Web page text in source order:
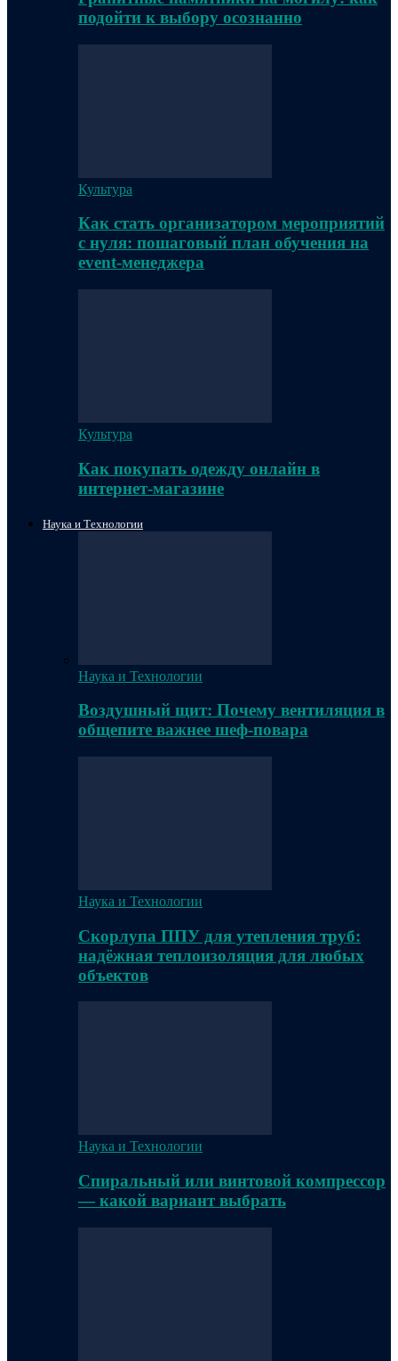
подойти к выбору осознанно
Культура
Как стать организатором мероприятий
с нуля: пошаговый план обучения на
event-менеджера
Культура
Как покупать одежду онлайн в
интернет-магазине
Наука и Технологии
Наука и Технологии
Воздушный щит: Почему вентиляция в
общепите важнее шеф-повара
Наука и Технологии
Скорлупа ППУ для утепления труб:
надёжная теплоизоляция для любых
объектов
Наука и Технологии
Спиральный или винтовой компрессор
— какой вариант выбрать